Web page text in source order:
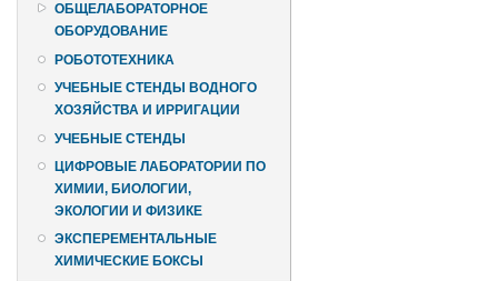
ОБЩЕЛАБОРАТОРНОЕ
ОБОРУДОВАНИЕ
РОБОТОТЕХНИКА
УЧЕБНЫЕ СТЕНДЫ ВОДНОГО
ХОЗЯЙСТВА И ИРРИГАЦИИ
УЧЕБНЫЕ СТЕНДЫ
ЦИФРОВЫЕ ЛАБОРАТОРИИ ПО
ХИМИИ, БИОЛОГИИ,
ЭКОЛОГИИ И ФИЗИКЕ
ЭКСПЕРЕМЕНТАЛЬНЫЕ
ХИМИЧЕСКИЕ БОКСЫ